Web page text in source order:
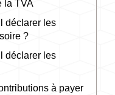
la TVA
déclarer les
?
déclarer les
à payer